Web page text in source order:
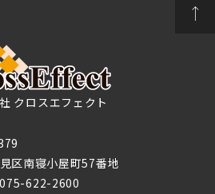
クロスエフェクト
区南寝小屋町57番地
075-622-2600